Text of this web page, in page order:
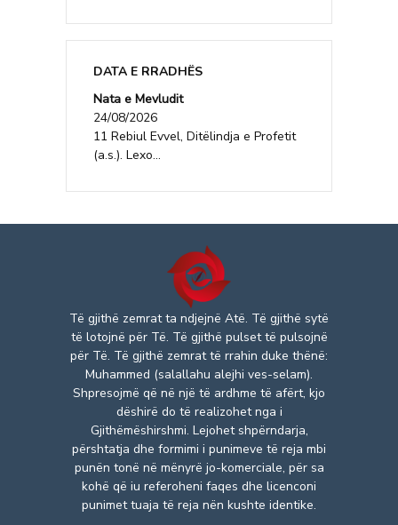
DATA E RRADHËS
Nata e Mevludit
24/08/2026
11 Rebiul Evvel, Ditëlindja e Profetit
(a.s.). Lexo...
Të gjithë zemrat ta ndjejnë Atë. Të gjithë sytë
të lotojnë për Të. Të gjithë pulset të pulsojnë
për Të. Të gjithë zemrat të rrahin duke thënë:
Muhammed (salallahu alejhi ves-selam).
Shpresojmë që në një të ardhme të afërt, kjo
dëshirë do të realizohet nga i
Gjithëmëshirshmi. Lejohet shpërndarja,
përshtatja dhe formimi i punimeve të reja mbi
punën tonë në mënyrë jo-komerciale, për sa
kohë që iu referoheni faqes dhe licenconi
punimet tuaja të reja nën kushte identike.